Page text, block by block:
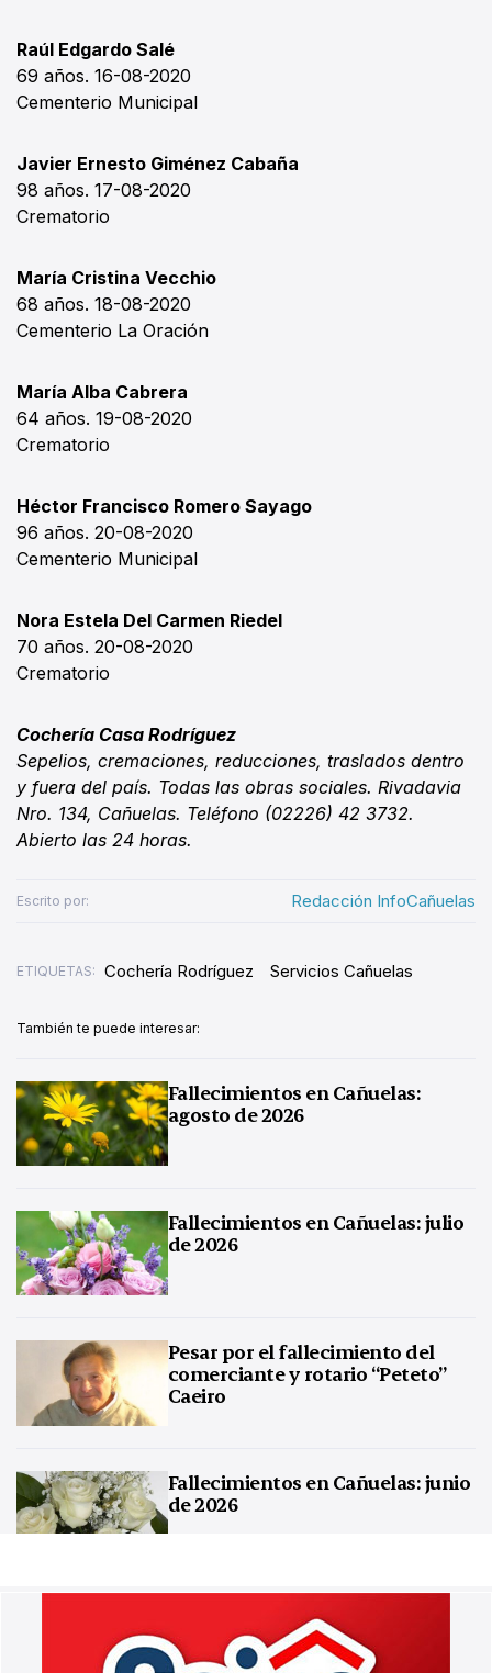
Raúl Edgardo Salé
69 años. 16-08-2020
Cementerio Municipal
Javier Ernesto Giménez Cabaña
98 años. 17-08-2020
Crematorio
María Cristina Vecchio
68 años. 18-08-2020
Cementerio La Oración
María Alba Cabrera
64 años. 19-08-2020
Crematorio
Héctor Francisco Romero Sayago
96 años. 20-08-2020
Cementerio Municipal
Nora Estela Del Carmen Riedel
70 años. 20-08-2020
Crematorio
Cochería Casa Rodríguez
Sepelios, cremaciones, reducciones, traslados dentro
y fuera del país. Todas las obras sociales. Rivadavia
Nro. 134, Cañuelas. Teléfono (02226) 42 3732.
Abierto las 24 horas.
Escrito por: Redacción InfoCañuelas
ETIQUETAS: Cochería Rodríguez Servicios Cañuelas
También te puede interesar:
Fallecimientos en Cañuelas:
agosto de 2026
Fallecimientos en Cañuelas: julio
de 2026
Pesar por el fallecimiento del
comerciante y rotario “Peteto”
Caeiro
Fallecimientos en Cañuelas: junio
de 2026